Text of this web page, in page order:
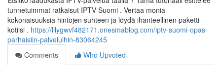
tunnetuimmat ratkaisut IPTV Suomi . Vertaa monia
kokonaisuuksia hintojen suhteen ja löydä ihanteellinen paketti
kotiisi . https://lilygwvf482171.onesmablog.com/iptv-suomi-opas-
parhaisiin-palveluihin-83064245
Comments
Who Upvoted